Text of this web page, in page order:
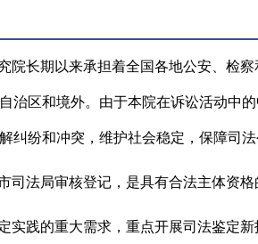
院长期以来承担着全国各地公安、检
治区和境外。由于本院在诉讼活动中
纠纷和冲突，维护社会稳定，保障司法
司法局审核登记，是具有合法主体资格
实践的重大需求，重点开展司法鉴定